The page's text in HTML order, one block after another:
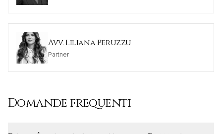
Avv. Liliana Peruzzu
Partner
Domande frequenti